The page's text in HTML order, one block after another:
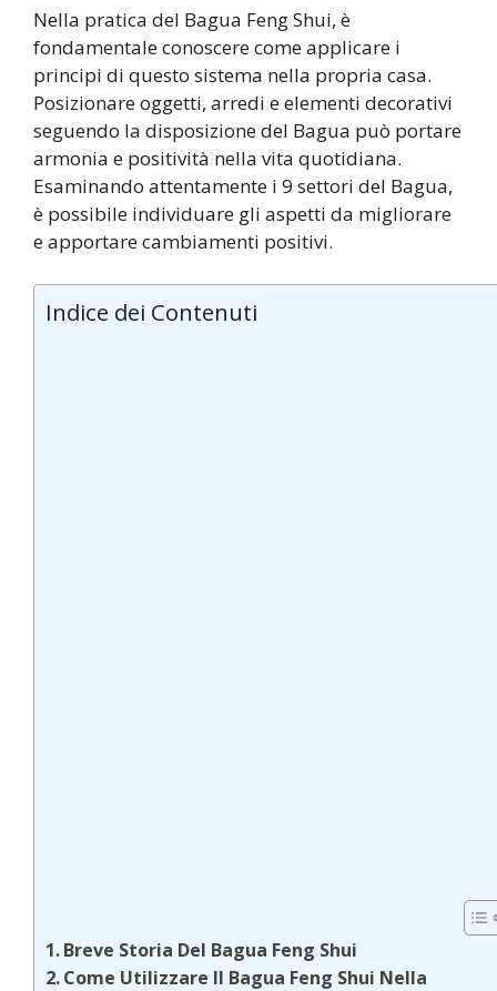
Nella pratica del Bagua Feng Shui, è
fondamentale conoscere come applicare i
principi di questo sistema nella propria casa.
Posizionare oggetti, arredi e elementi decorativi
seguendo la disposizione del Bagua può portare
armonia e positività nella vita quotidiana.
Esaminando attentamente i 9 settori del Bagua,
è possibile individuare gli aspetti da migliorare
e apportare cambiamenti positivi.
Indice dei Contenuti
Breve Storia Del Bagua Feng Shui
Come Utilizzare Il Bagua Feng Shui Nella